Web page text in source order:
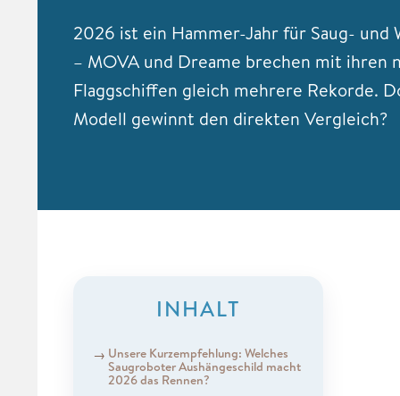
2026 ist ein Hammer-Jahr für Saug- und
– MOVA und Dreame brechen mit ihren
Flaggschiffen gleich mehrere Rekorde.
Modell gewinnt den direkten Vergleich?
INHALT
Unsere Kurzempfehlung: Welches
Saugroboter Aushängeschild macht
2026 das Rennen?